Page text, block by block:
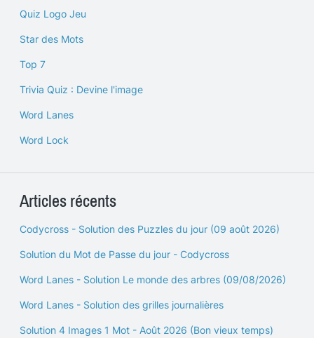
Quiz Logo Jeu
Star des Mots
Top 7
Trivia Quiz : Devine l'image
Word Lanes
Word Lock
Articles récents
Codycross - Solution des Puzzles du jour (09 août 2026)
Solution du Mot de Passe du jour - Codycross
Word Lanes - Solution Le monde des arbres (09/08/2026)
Word Lanes - Solution des grilles journalières
Solution 4 Images 1 Mot - Août 2026 (Bon vieux temps)